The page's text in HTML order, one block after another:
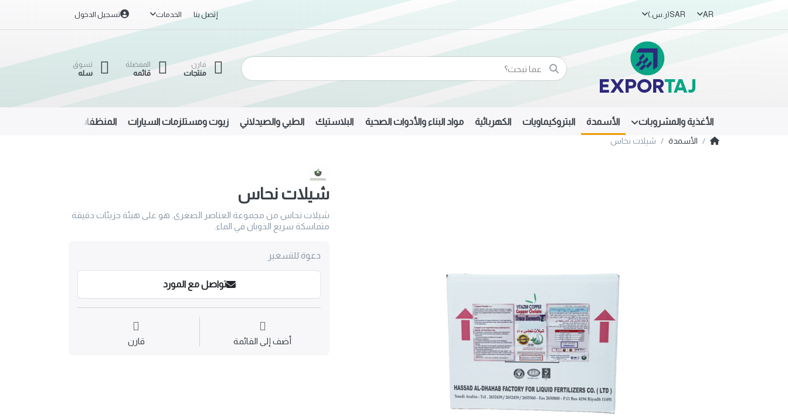
AR
SAR(ر.س.‏) إتصل بنا الخدمات تسجيل الدخول
قارن
منتجات
المفضلة
قائمه
تسوق
سله
الأغذية والمشروبات الأسمدة البتروكيماويات الكهربائية مواد البناء والأدوات الصحية البلاستيك الطبي والصيدلاني زيوت ومستلزمات السيارات المنظفات
الأسمدة شيلات نحاس
شيلات نحاس
شيلات نحاس من مجموعة العناصر الصغرى. هو على هيئة جزيئات دقيقة
متماسكة سريع الذوبان في الماء.
دعوة للتسعير
تواصل مع المورد
أضف إلى القائمة قارن